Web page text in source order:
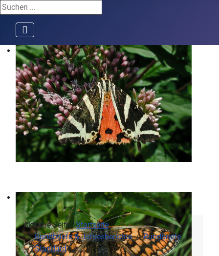
Suchen ...
Aktuelle Seite:Startseite
Rundbriefe & Jahresberichte
Rundbriefe
Standard